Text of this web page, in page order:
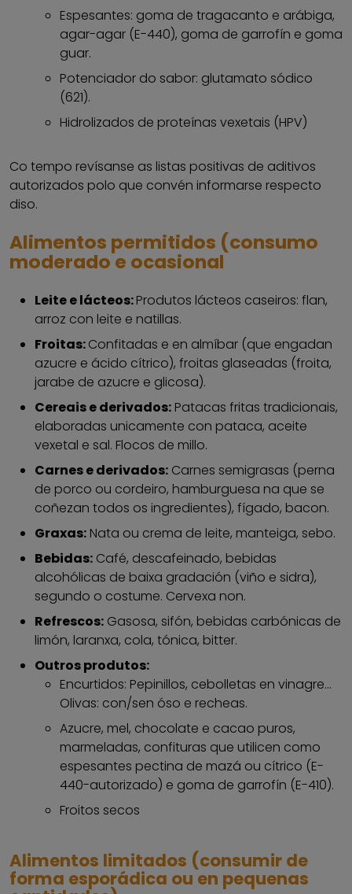
Espesantes: goma de tragacanto e arábiga,
agar-agar (E-440), goma de garrofín e goma
guar.
Potenciador do sabor: glutamato sódico
(621).
Hidrolizados de proteínas vexetais (HPV)
Co tempo revísanse as listas positivas de aditivos
autorizados polo que convén informarse respecto
diso.
Alimentos permitidos (consumo
moderado e ocasional
Leite e lácteos:Produtos lácteos caseiros: flan,
arroz con leite e natillas.
Froitas:Confitadas e en almíbar (que engadan
azucre e ácido cítrico), froitas glaseadas (froita,
jarabe de azucre e glicosa).
Cereais e derivados: Patacas fritas tradicionais,
elaboradas unicamente con pataca, aceite
vexetal e sal. Flocos de millo.
Carnes e derivados: Carnes semigrasas (perna
de porco ou cordeiro, hamburguesa na que se
coñezan todos os ingredientes), fígado, bacon.
Graxas: Nata ou crema de leite, manteiga, sebo.
Bebidas: Café, descafeinado, bebidas
alcohólicas de baixa gradación (viño e sidra),
segundo o costume. Cervexa non.
Refrescos: Gasosa, sifón, bebidas carbónicas de
limón, laranxa, cola, tónica, bitter.
Outros produtos:
Encurtidos: Pepinillos, cebolletas en vinagre...
Olivas: con/sen óso e recheas.
Azucre, mel, chocolate e cacao puros,
marmeladas, confituras que utilicen como
espesantes pectina de mazá ou cítrico (E-
440-autorizado) e goma de garrofín (E-410).
Froitos secos
Alimentos limitados (consumir de
forma esporádica ou en pequenas